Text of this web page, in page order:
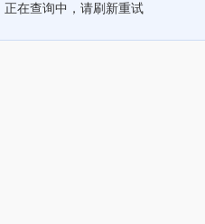
正在查询中，请刷新重试